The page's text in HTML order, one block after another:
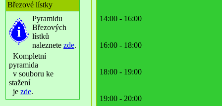
Březové lístky
Pyramidu
Březových
lístků
naleznete zde.
Kompletní
pyramida
v souboru ke
stažení
je zde.
14:00 - 16:00
16:00 - 18:00
18:00 - 19:00
19:00 - 20:00